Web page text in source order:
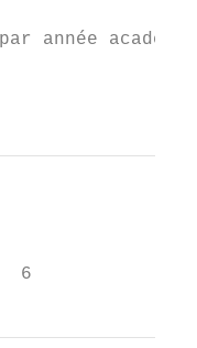
par année
6